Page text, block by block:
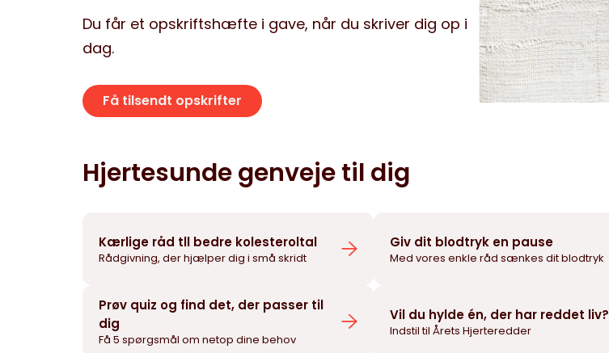
Du får et opskriftshæfte i gave, når du skriver dig op i
dag.
Få tilsendt opskrifter
Hjertesunde genveje til dig
Kærlige råd tll bedre kolesteroltal
Rådgivning, der hjælper dig i små skridt
Giv dit blodtryk en pause
Med vores enkle råd sænkes dit blodtryk
Prøv quiz og find det, der passer til
dig
Få 5 spørgsmål om netop dine behov
Vil du hylde én, der har reddet liv?
Indstil til Årets Hjerteredder